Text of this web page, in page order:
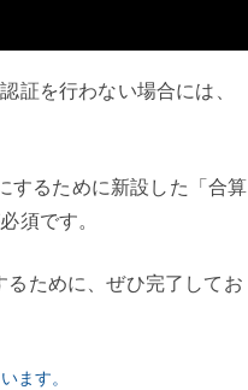
証を行わない場合には、
するために新設した「合算
須です。
るために、ぜひ完了してお
ます。